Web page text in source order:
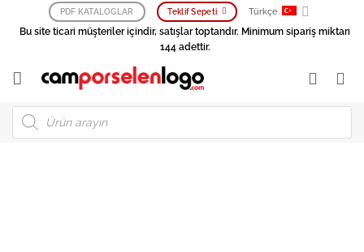
PDF KATALOGLAR Teklif Sepeti Türkçe
Bu site ticari müşteriler içindir, satışlar toptandır. Minimum sipariş miktarı
144 adettir.
Products
search